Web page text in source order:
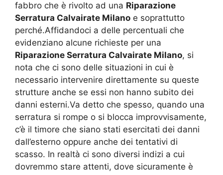
fabbro che è rivolto ad una Riparazione
Serratura Calvairate Milano e soprattutto
perché.Affidandoci a delle percentuali che
evidenziano alcune richieste per una
Riparazione Serratura Calvairate Milano, si
nota che ci sono delle situazioni in cui è
necessario intervenire direttamente su queste
strutture anche se essi non hanno subito dei
danni esterni.Va detto che spesso, quando una
serratura si rompe o si blocca improvvisamente,
c’è il timore che siano stati esercitati dei danni
dall’esterno oppure anche dei tentativi di
scasso. In realtà ci sono diversi indizi a cui
dovremmo stare attenti, dove sicuramente è